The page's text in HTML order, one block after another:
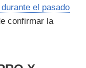
el pasado
confirmar la